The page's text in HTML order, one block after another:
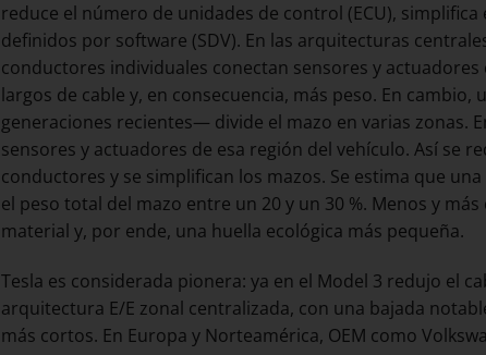
reduce el número de unidades de control (ECU),
definidos por software (SDV). En las arquitecturas
conductores individuales conectan sensores y
largos de cable y, en consecuencia, más peso. En
generaciones recientes— divide el mazo en varias zonas.
sensores y actuadores de esa región del vehículo. Así se
conductores y se simplifican los mazos. Se estima que
el peso total del mazo entre un 20 y un 30 %. Menos y
material y, por ende, una huella ecológica más pequeña.
Tesla es considerada pionera: ya en el Model 3 redujo el
arquitectura E/E zonal centralizada, con una bajada
más cortos. En Europa y Norteamérica, OEM como